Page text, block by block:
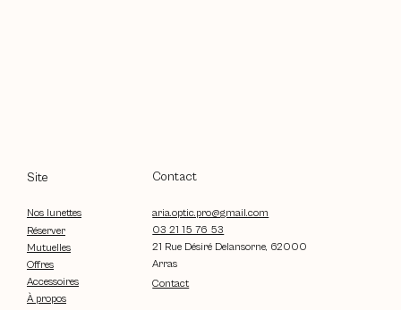
Site
Nos lunettes
Réserver
Mutuelles
Offres
Accessoires
À propos
Contact
Contact
aria.optic.pro@gmail.com
03 21 15 76 53
21 Rue Désiré Delansorne, 62000
Arras